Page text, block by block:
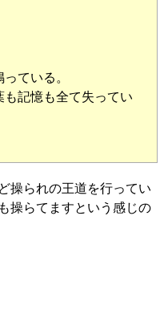
ている。
も記憶も全て失ってい
操られの王道を行ってい
操らてますという感じの